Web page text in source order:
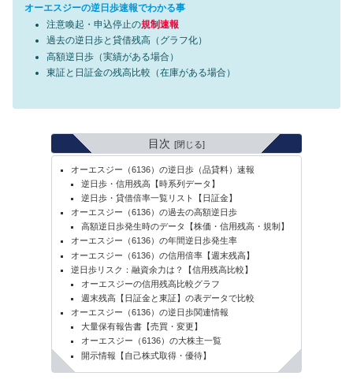
オーエスジーの逆日歩速報でわかる事
注意喚起・申込停止の規制速報
過去の逆日歩と貸借残高（グラフ化）
高額逆日歩（実績がある場合）
東証と日証金の残高比較（在庫がある場合）
目次
オーエスジー（6136）の逆日歩（品貸料）速報
逆日歩・信用残高【時系列データ】
逆日歩・貸借倍率一覧リスト【日証金】
オーエスジー（6136）の過去の高額逆日歩
高額逆日歩発生時のデータ【株価・信用残高・規制】
オーエスジー（6136）の年間逆日歩発生率
オーエスジー（6136）の信用倍率【週末残高】
逆日歩リスク：融資余力は？【信用残高比較】
オーエスジーの信用残高比較グラフ
週末残高【日証金と東証】の表データで比較
オーエスジー（6136）の逆日歩関連情報
大量保有報告書【売買・変更】
オーエスジー（6136）の大株主一覧
開示情報【自己株式取得・優待】